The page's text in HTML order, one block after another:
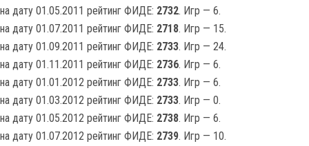
на дату 01.05.2011 рейтинг ФИДЕ: 2732. Игр — 6.
на дату 01.07.2011 рейтинг ФИДЕ: 2718. Игр — 15.
на дату 01.09.2011 рейтинг ФИДЕ: 2733. Игр — 24.
на дату 01.11.2011 рейтинг ФИДЕ: 2736. Игр — 6.
на дату 01.01.2012 рейтинг ФИДЕ: 2733. Игр — 6.
на дату 01.03.2012 рейтинг ФИДЕ: 2733. Игр — 0.
на дату 01.05.2012 рейтинг ФИДЕ: 2738. Игр — 6.
на дату 01.07.2012 рейтинг ФИДЕ: 2739. Игр — 10.